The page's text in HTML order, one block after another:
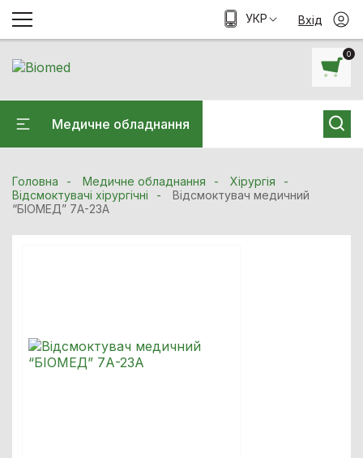
0
Медичне обладнання
УКР Вхід
Головна Медичне обладнання
Хiрургiя
Відсмоктувачі хірургічні
Відсмоктувач медичний
“БІОМЕД” 7А-23А